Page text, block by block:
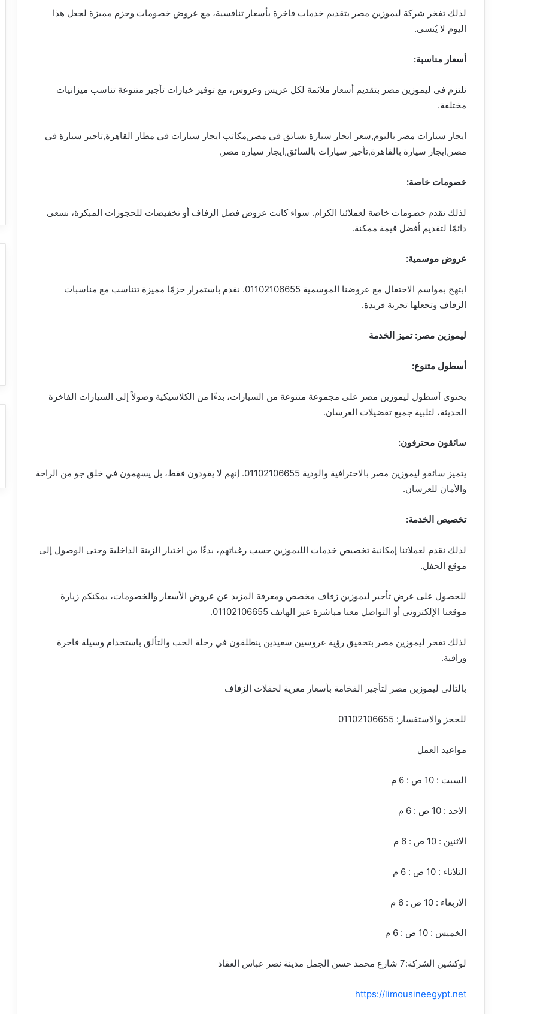
لذلك تفخر شركة ليموزين مصر بتقديم خدمات فاخرة بأسعار تنافسية، مع عروض خصومات وحزم مميزة لجعل هذا
اليوم لا يُنسى.
أسعار مناسبة:
نلتزم في ليموزين مصر بتقديم أسعار ملائمة لكل عريس وعروس، مع توفير خيارات تأجير متنوعة تناسب ميزانيات
مختلفة.
ايجار سيارات مصر باليوم,سعر ايجار سيارة بسائق في مصر,مكاتب ايجار سيارات في مطار القاهرة,تاجير سيارة في
مصر,ايجار سيارة بالقاهرة,تأجير سيارات بالسائق,ايجار سياره مصر,
خصومات خاصة:
لذلك نقدم خصومات خاصة لعملائنا الكرام. سواء كانت عروض فصل الزفاف أو تخفيضات للحجوزات المبكرة، نسعى
دائمًا لتقديم أفضل قيمة ممكنة.
عروض موسمية:
ابتهج بمواسم الاحتفال مع عروضنا الموسمية 01102106655. نقدم باستمرار حزمًا مميزة تتناسب مع مناسبات
الزفاف وتجعلها تجربة فريدة.
ليموزين مصر: تميز الخدمة
أسطول متنوع:
يحتوي أسطول ليموزين مصر على مجموعة متنوعة من السيارات، بدءًا من الكلاسيكية وصولاً إلى السيارات الفاخرة
الحديثة، لتلبية جميع تفضيلات العرسان.
سائقون محترفون:
يتميز سائقو ليموزين مصر بالاحترافية والودية 01102106655. إنهم لا يقودون فقط، بل يسهمون في خلق جو من الراحة
والأمان للعرسان.
تخصيص الخدمة:
لذلك نقدم لعملائنا إمكانية تخصيص خدمات الليموزين حسب رغباتهم، بدءًا من اختيار الزينة الداخلية وحتى الوصول إلى
موقع الحفل.
للحصول على عرض تأجير ليموزين زفاف مخصص ومعرفة المزيد عن عروض الأسعار والخصومات، يمكنكم زيارة
موقعنا الإلكتروني أو التواصل معنا مباشرة عبر الهاتف 01102106655.
لذلك تفخر ليموزين مصر بتحقيق رؤية عروسين سعيدين ينطلقون في رحلة الحب والتألق باستخدام وسيلة فاخرة
وراقية.
بالتالى ليموزين مصر لتأجير الفخامة بأسعار مغرية لحفلات الزفاف
للحجز والاستفسار: 01102106655
مواعيد العمل
السبت : 10 ص : 6 م
الاحد : 10 ص : 6 م
الاثنين : 10 ص : 6 م
الثلاثاء : 10 ص : 6 م
الاربعاء : 10 ص : 6 م
الخميس : 10 ص : 6 م
لوكشين الشركة:7 شارع محمد حسن الجمل مدينة نصر عباس العقاد
https://limousineegypt.net